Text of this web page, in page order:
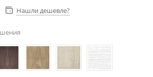
Нашли дешевле?